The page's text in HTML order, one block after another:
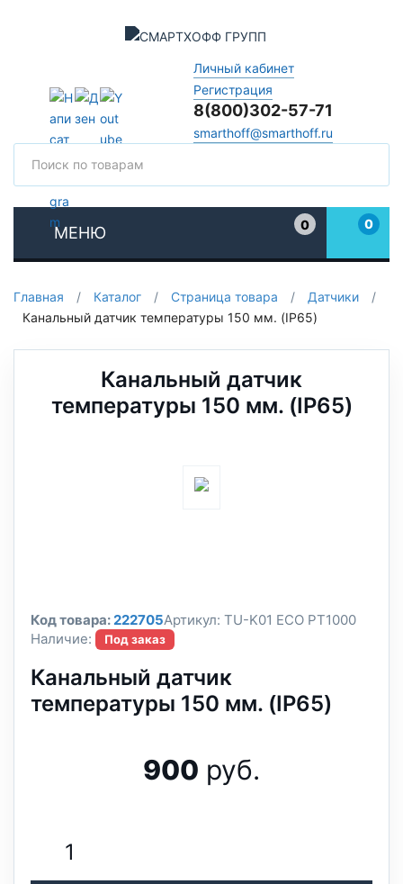
Личный кабинет
Регистрация
8(800)302-57-71
smarthoff@smarthoff.ru
МЕНЮ
0
0
Главная / Каталог / Страница товара / Датчики
/
Канальный датчик температуры 150 мм. (IP65)
Канальный датчик
температуры 150 мм. (IP65)
Код товара:222705Артикул: TU-K01 ECO PT1000
Наличие:
Под заказ
Канальный датчик
температуры 150 мм. (IP65)
900 руб.